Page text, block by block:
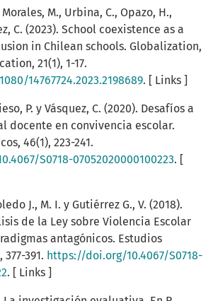
M., Urbina, C., Opazo, H.,
C. (2023). School coexistence as a
in Chilean schools. Globalization,
21(1), 1-17.
14767724.2023.2198689. [ Links ]
P. y Vásquez, C. (2020). Desafíos a
docente en convivencia escolar.
46(1), 223-241.
S0718-07052020000100223. [
J., M. I. y Gutiérrez G., V. (2018).
de la Ley sobre Violencia Escolar
antagónicos. Estudios
391. https://doi.org/10.4067/S0718-
. [ Links ]